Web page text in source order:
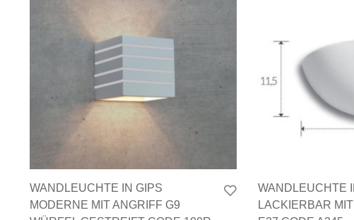
WANDLEUCHTE IN GIPS
MODERNE MIT ANGRIFF G9
WANDLEUCHTE
LACKIERBAR